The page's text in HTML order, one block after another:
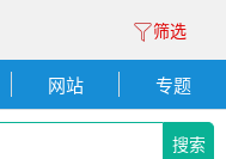
筛选
网站 专题
搜索